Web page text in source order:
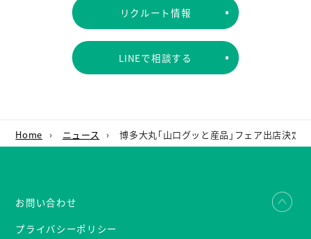
リクルート情報
LINEで相談する
Home › ニュース › 博多大丸｢山口グッと産品｣フェア出店決定！
お問い合わせ
プライバシーポリシー